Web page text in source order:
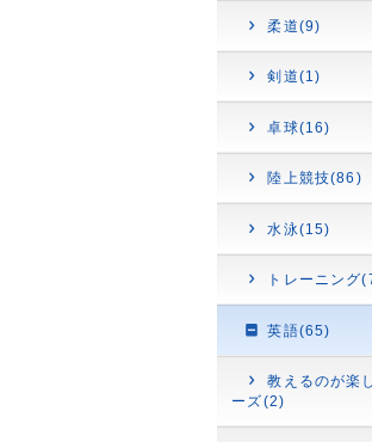
柔道(9)
剣道(1)
卓球(16)
陸上競技(86)
水泳(15)
トレーニング
英語(65)
教えるのが楽
ーズ(2)